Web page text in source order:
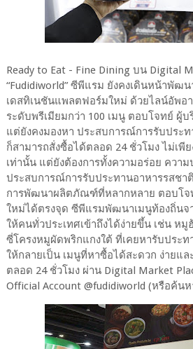
Ready to Eat - Fine Dining บน Digital
“Fudidiworld” ซีพีแรม ยังคงเดินหน้
เดสทิเนชันแพลตฟอร์มใหม่ ด้วยไลน์อัพอ
ระดับพรีเมียมกว่า 100 เมนู ตอบโจทย์ ผู้
แต่ยังคงมองหา ประสบการณ์การรับประ
ก็สามารถสั่งซื้อได้ตลอด 24 ชั่วโมง ไม่เพี
เท่านั้น แต่ยังต้องการทั้งความอร่อย ควา
ประสบการณ์การรับประทานอาหารรสชา
การพัฒนาผลิตภัณฑ์ที่หลากหลาย ตอบโจ
ใหม่ได้ตรงจุด ซีพีแรมพัฒนาเมนูท้องถิ่น
ให้คนทั่วประเทศเข้าถึงได้ง่ายขึ้น เช่น หมู
ซี่โครงหมูผัดพริกแกงใต้ ที่เคยหารับประท
ให้กลายเป็น เมนูที่หาซื้อได้สะดวก ง่ายแ
ตลอด 24 ชั่วโมง ผ่าน Digital Market
Official Account @fudidiworld (หรือค้นห